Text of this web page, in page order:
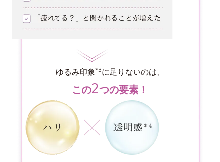
ゆるみ印象*3に足りないのは、
この2つの要素！